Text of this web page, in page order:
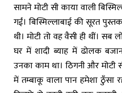
सामने मोटी सी काया वाली
गईं। बिस्मिल्लाबाई की सूरत
थी। मोटी तो वह वैसी ही थीं। सब
घर में शादी ब्याह में ढोलक
उनका काम था। ठिगनी और मोटी
में तम्बाकू वाला पान हमेशा ठुँसा